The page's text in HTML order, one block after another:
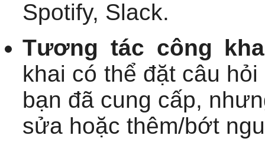
Spotify, Slack.
Tương tác công
khai có thể đặt câu
bạn đã cung cấp,
sửa hoặc thêm/bớt